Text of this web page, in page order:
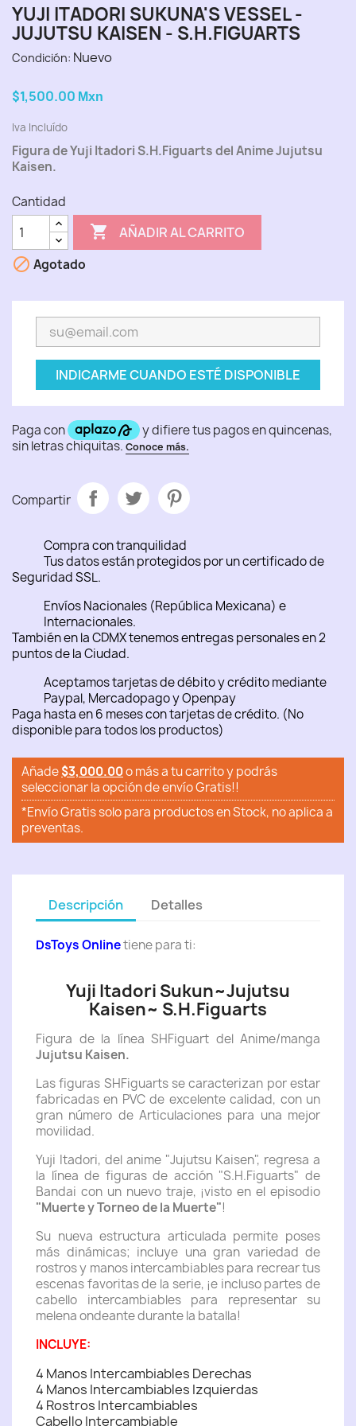
YUJI ITADORI SUKUNA'S VESSEL -
JUJUTSU KAISEN - S.H.FIGUARTS
Condición: Nuevo
$1,500.00 Mxn
Iva Incluído
Figura de Yuji Itadori S.H.Figuarts del Anime Jujutsu
Kaisen.
Cantidad
 AÑADIR AL CARRITO
 Agotado
INDICARME CUANDO ESTÉ DISPONIBLE
Compartir
Compra con tranquilidad
Tus datos están protegidos por un certificado de
Seguridad SSL.
Envíos Nacionales (República Mexicana) e
Internacionales.
También en la CDMX tenemos entregas personales en 2
puntos de la Ciudad.
Aceptamos tarjetas de débito y crédito mediante
Paypal, Mercadopago y Openpay
Paga hasta en 6 meses con tarjetas de crédito. (No
disponible para todos los productos)
Añade$3,000.00o más a tu carrito y podrás
seleccionar la opción de envío Gratis!!
*Envío Gratis solo para productos en Stock, no aplica a
preventas.
Descripción Detalles
DsToys Onlinetiene para ti:
Yuji Itadori Sukun~Jujutsu
Kaisen~ S.H.Figuarts
Figura de la línea SHFiguart del Anime/manga
Jujutsu Kaisen.
Las figuras SHFiguarts se caracterizan por estar
fabricadas en PVC de excelente calidad, con un
gran número de Articulaciones para una mejor
movilidad.
Yuji Itadori, del anime "Jujutsu Kaisen", regresa a
la línea de figuras de acción "S.H.Figuarts" de
Bandai con un nuevo traje, ¡visto en el episodio
"Muerte y Torneo de la Muerte"!
Su nueva estructura articulada permite poses
más dinámicas; incluye una gran variedad de
rostros y manos intercambiables para recrear tus
escenas favoritas de la serie, ¡e incluso partes de
cabello intercambiables para representar su
melena ondeante durante la batalla!
INCLUYE:
4 Manos Intercambiables Derechas
4 Manos Intercambiables Izquierdas
4 Rostros Intercambiables
Cabello Intercambiable